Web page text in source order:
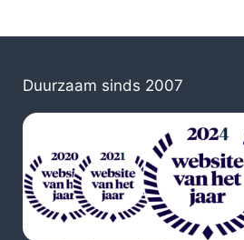
Duurzaam sinds 2007